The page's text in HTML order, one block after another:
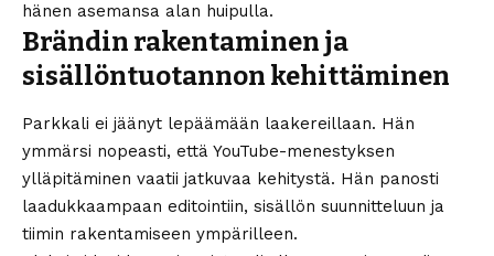
hänen asemansa alan huipulla.
Brändin rakentaminen ja
sisällöntuotannon kehittäminen
Parkkali ei jäänyt lepäämään laakereillaan. Hän
ymmärsi nopeasti, että YouTube-menestyksen
ylläpitäminen vaatii jatkuvaa kehitystä. Hän panosti
laadukkaampaan editointiin, sisällön suunnitteluun ja
tiimin rakentamiseen ympärilleen.